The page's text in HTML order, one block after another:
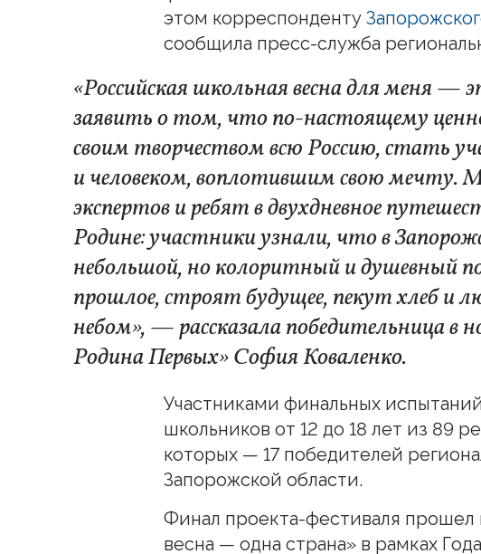
этом корреспонденту
сообщила пресс-служба
«Российская школьная весна для меня —
заявить о том, что по-настоящему
своим творчеством всю Россию, стать
и человеком, воплотившим свою мечту.
экспертов и ребят в двухдневное
Родине: участники узнали, что в
небольшой, но колоритный и душевный
прошлое, строят будущее, пекут хлеб и
небом», — рассказала победительница в
Родина Первых» София Коваленко.
Участниками финальных
школьников от 12 до 18 лет из 89
которых — 17 победителей
Запорожской области.
Финал проекта-фестиваля прошел
весна — одна страна» в рамках